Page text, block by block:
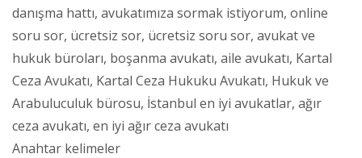
danışma hattı, avukatımıza sormak istiyorum, online
soru sor, ücretsiz sor, ücretsiz soru sor, avukat ve
hukuk büroları, boşanma avukatı, aile avukatı, Kartal
Ceza Avukatı, Kartal Ceza Hukuku Avukatı, Hukuk ve
Arabuluculuk bürosu, İstanbul en iyi avukatlar, ağır
ceza avukatı, en iyi ağır ceza avukatı
Anahtar kelimeler